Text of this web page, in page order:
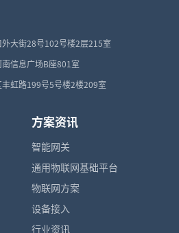
大街28号102号楼2层215室
信息广场B座801室
虹路199号5号楼2楼209室
方案资讯
智能网关
通用物联网基础平台
物联网方案
设备接入
行业资讯